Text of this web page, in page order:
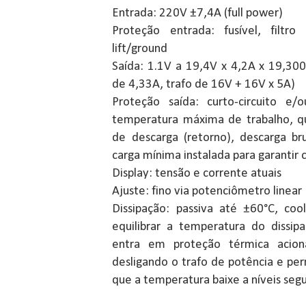
Entrada: 220V ±7,4A (full power)
Proteção entrada: fusível,
lift/ground
Saída: 1.1V a 19,4V x 4,2A x
de 4,33A, trafo de 16V + 16V x 5A)
Proteção saída: curto-circuito
temperatura máxima de trabalho,
de descarga (retorno), descarga
carga mínima instalada para
Display: tensão e corrente atuais
Ajuste: fino via potenciômetro linear
Dissipação: passiva até ±60°C,
equilibrar a temperatura do
entra em proteção térmica
desligando o trafo de potência e
que a temperatura baixe a níveis